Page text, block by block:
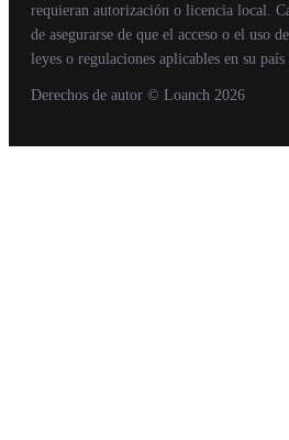
requieran autorización o licencia local.
de asegurarse de que el acceso o el uso
leyes o regulaciones aplicables en su país
Derechos de autor © Loanch 2026